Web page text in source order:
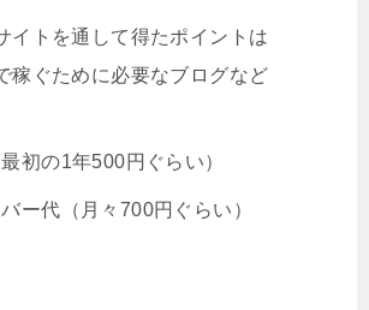
イトを通して得たポイントは
稼ぐために必要なブログなど
初の1年500円ぐらい）
ー代（月々700円ぐらい）